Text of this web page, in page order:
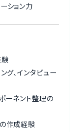
ション力
グ、インタビュー
ーネント整理の
作成経験